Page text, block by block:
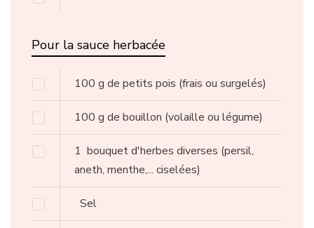
Pour la sauce herbacée
100 g de petits pois (frais ou surgelés)
100 g de bouillon (volaille ou légume)
1 bouquet d'herbes diverses (persil,
aneth, menthe,... ciselées)
Sel